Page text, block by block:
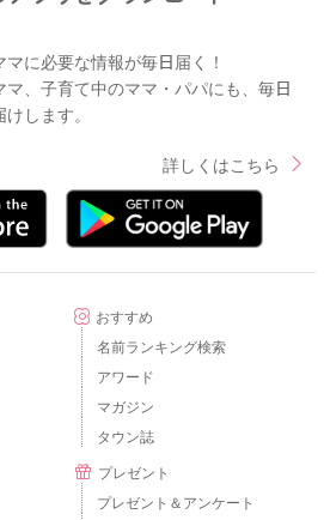
に必要な情報が毎日届く！
、子育て中のママ・パパにも、毎日
します。
詳しくはこちら
おすすめ
名前ランキング検索
アワード
マガジン
タウン誌
プレゼント
プレゼント＆アンケート